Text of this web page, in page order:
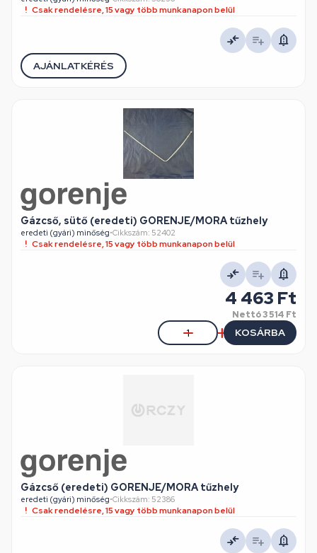
Csak rendelésre, 15 vagy több munkanapon belül
AJÁNLATKÉRÉS
Gázcső, sütő (eredeti) GORENJE/MORA tűzhely
eredeti (gyári) minőség•Cikkszám: 52402
Csak rendelésre, 15 vagy több munkanapon belül
4 463 Ft
Nettó3 514 Ft
KOSÁRBA
Gázcső (eredeti) GORENJE/MORA tűzhely
eredeti (gyári) minőség•Cikkszám: 52386
Csak rendelésre, 15 vagy több munkanapon belül